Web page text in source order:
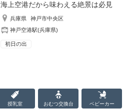
海上空港だから味わえる絶景は必見
兵庫県
神戸市中央区
神戸空港駅(兵庫県)
初日の出
授乳室 おむつ交換台 ベビーカー